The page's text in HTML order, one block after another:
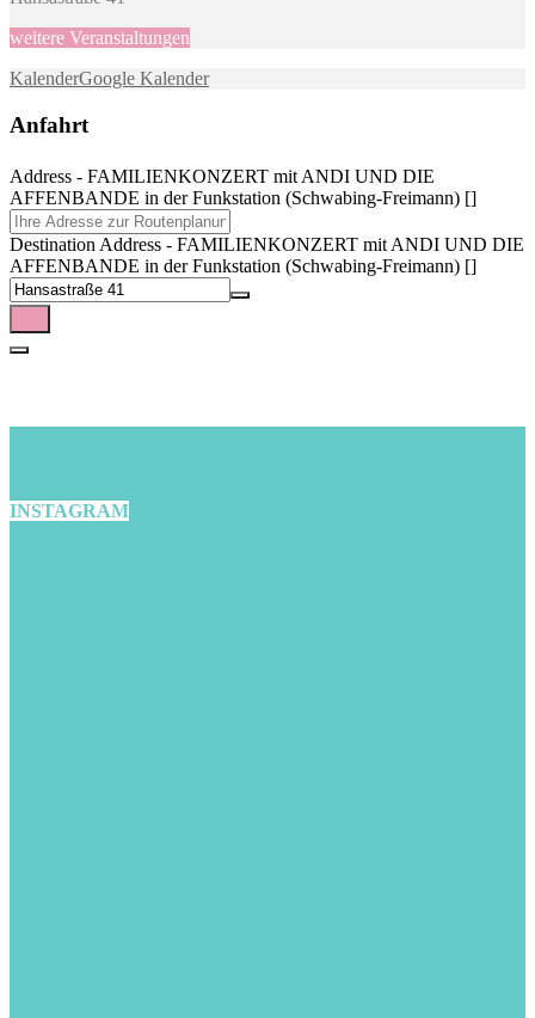
weitere Veranstaltungen
KalenderGoogle Kalender
Anfahrt
Address - FAMILIENKONZERT mit ANDI UND DIE
AFFENBANDE in der Funkstation (Schwabing-Freimann) []
Destination Address - FAMILIENKONZERT mit ANDI UND DIE
AFFENBANDE in der Funkstation (Schwabing-Freimann) []
INSTAGRAM